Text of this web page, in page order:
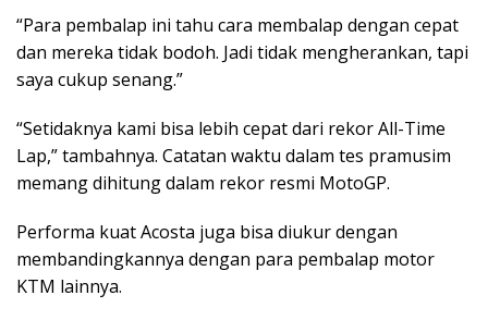
“Para pembalap ini tahu cara membalap dengan cepat
dan mereka tidak bodoh. Jadi tidak mengherankan, tapi
saya cukup senang.”
“Setidaknya kami bisa lebih cepat dari rekor All-Time
Lap,” tambahnya. Catatan waktu dalam tes pramusim
memang dihitung dalam rekor resmi MotoGP.
Performa kuat Acosta juga bisa diukur dengan
membandingkannya dengan para pembalap motor
KTM lainnya.